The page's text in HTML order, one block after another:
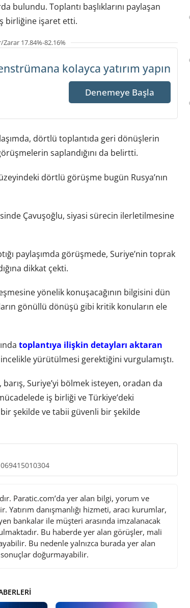
bulundu. Toplantı başlıklarını paylaşan
birliğine işaret etti.
17.84%-82.16%
kolayca yatırım yapın
Denemeye Başla
dörtlü toplantıda geri dönüşlerin
saplandığını da belirtti.
dörtlü görüşme bugün Rusya’nın
Çavuşoğlu, siyasi sürecin ilerletilmesine
paylaşımda görüşmede, Suriye’nin toprak
dikkat çekti.
yönelik konuşacağının bilgisini dün
gönüllü dönüşü gibi kritik konuların ele
toplantıya ilişkin detayları aktaran
incelikle yürütülmesi gerektiğini vurgulamıştı.
barış, Suriye’yi bölmek isteyen, oradan da
iş birliği ve Türkiye’deki
şekilde ve tabii güvenli bir şekilde
Paratic.com’da yer alan bilgi, yorum ve
Yatırım danışmanlığı hizmeti, aracı kurumlar,
bankalar ile müşteri arasında imzalanacak
Bu haberde yer alan görüşler, mali
Bu nedenle yalnızca burada yer alan
doğurmayabilir.